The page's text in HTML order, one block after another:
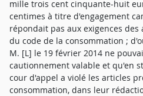
mille trois cent cinquante-huit
centimes à titre d'engagement
répondait pas aux exigences des
du code de la consommation ;
M. [L] le 19 février 2014 ne
cautionnement valable et qu'en
cour d'appel a violé les articles
consommation, dans leur